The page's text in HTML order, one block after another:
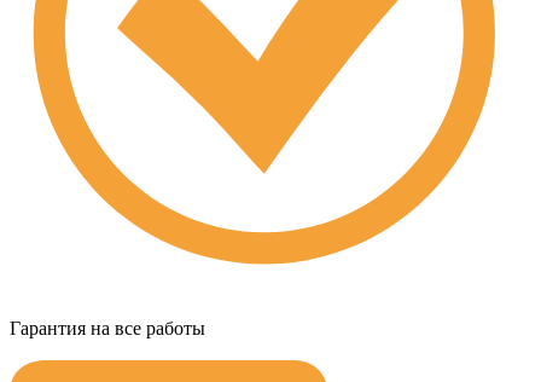
Гарантия на все работы